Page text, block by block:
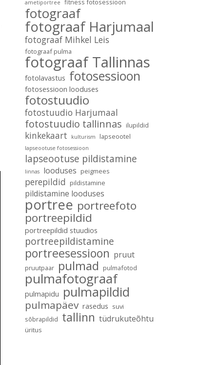
ametiportree fitness fotosessioon
fotograaf
fotograaf Harjumaal
fotograaf Mihkel Leis
fotograaf pulma
fotograaf Tallinnas
fotolavastus fotosessioon
fotosessioon looduses
fotostuudio
fotostuudio Harjumaal
fotostuudio tallinnas ilupildid
kinkekaart kulturism lapseootel
lapseootuse fotosessioon
lapseootuse pildistamine
linnas looduses peigmees
perepildid pildistamine
pildistamine looduses
portree portreefoto
portreepildid
portreepildid stuudios
portreepildistamine
portreesessioon pruut
pruutpaar pulmad pulmafotod
pulmafotograaf
pulmapidu pulmapildid
pulmapäev rasedus suvi
sõbrapildid tallinn tüdrukuteõhtu
üritus